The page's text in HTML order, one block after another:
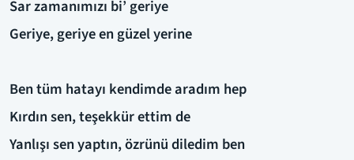
Sar zamanımızı bi’ geriye
Geriye, geriye en güzel yerine
Ben tüm hatayı kendimde aradım hep
Kırdın sen, teşekkür ettim de
Yanlışı sen yaptın, özrünü diledim ben